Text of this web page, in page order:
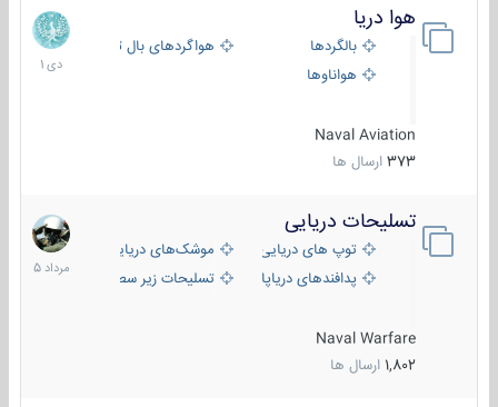
هوا دریا
بالگردها
هواگردهای بال ثابت
هواناوها
Naval Aviation
373 ارسال ها
12
دی
1401
تسلیحات دریایی
توپ های دریایی
موشک‌های دریایی
پدافندهای دریاپایه
تسلیحات زیر سطحی
Naval Warfare
1,802 ارسال ها
2
مرداد
1405